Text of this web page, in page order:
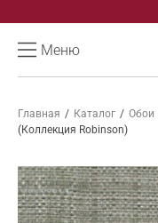
Меню
Главная / Каталог / Обои
(Коллекция Robinson)